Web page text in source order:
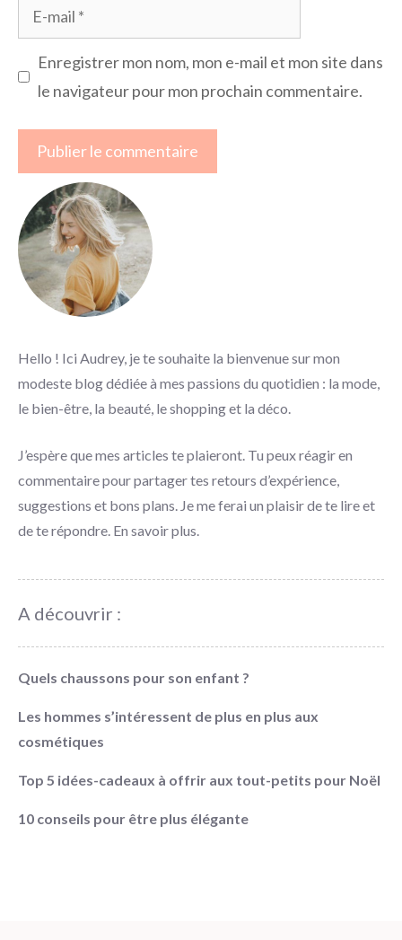
mail
Enregistrer mon nom, mon e-mail et mon site dans
le navigateur pour mon prochain commentaire.
Hello ! Ici Audrey, je te souhaite la bienvenue sur mon
modeste blog dédiée à mes passions du quotidien : la mode,
le bien-être, la beauté, le shopping et la déco.
J’espère que mes articles te plaieront. Tu peux réagir en
commentaire pour partager tes retours d’expérience,
suggestions et bons plans. Je me ferai un plaisir de te lire et
de te répondre. En savoir plus.
A découvrir :
Quels chaussons pour son enfant ?
Les hommes s’intéressent de plus en plus aux
cosmétiques
Top 5 idées-cadeaux à offrir aux tout-petits pour Noël
10 conseils pour être plus élégante